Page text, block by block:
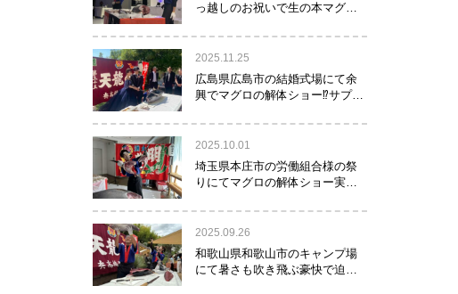
っ越しのお祝いで生の本マグロ
体ショーを行いお祝いしてまい
りました
2025.11.25
広島県広島市の結婚式場にて余
興でマグロの解体ショー⁉サプラ
場！！！
2025.10.01
埼玉県本庄市の労働組合様の祭
りにてマグロの解体ショー実施
2025.09.26
和歌山県和歌山市のキャンプ場
にて暑さも吹き飛ぶ豪快で迫力